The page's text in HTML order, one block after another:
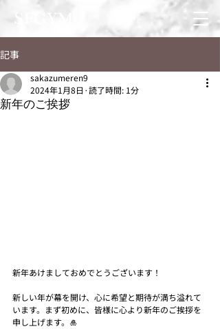
記事
新年のご挨拶
sakazumeren9
2024年1月8日 読了時間: 1分
新年あけましておめでとうございます！
新しい年が幕を開け、心に希望と期待が満ち溢れて
います。まず初めに、皆様に心より新年のご挨拶を
申し上げます。🎍